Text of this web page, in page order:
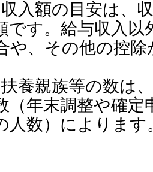
入額の目安は、
です。給与収入以
や、その他の控
養親族等の数は
（年末調整や確
人数）によります